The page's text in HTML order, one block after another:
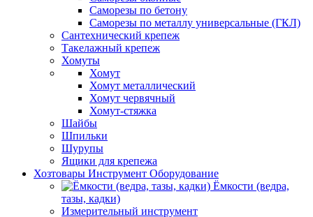
Саморезы по бетону
Саморезы по металлу универсальные (ГКЛ)
Сантехнический крепеж
Такелажный крепеж
Хомуты
Хомут
Хомут металлический
Хомут червячный
Хомут-стяжка
Шайбы
Шпильки
Шурупы
Ящики для крепежа
Хозтовары Инструмент Оборудование
Ёмкости (ведра,
тазы, кадки)
Измерительный инструмент